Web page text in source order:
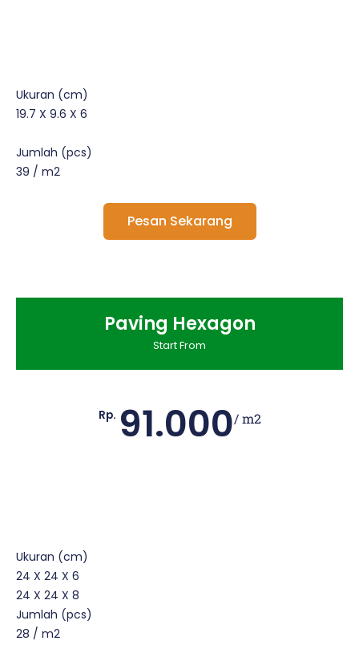
Ukuran (cm)
19.7 X 9.6 X 6
Jumlah (pcs)
39 / m2
Pesan Sekarang
Paving Hexagon
Start From
Rp. 91.000/ m2
Ukuran (cm)
24 X 24 X 6
24 X 24 X 8
Jumlah (pcs)
28 / m2